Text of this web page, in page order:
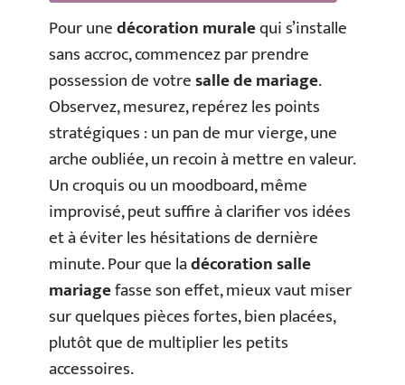
Pour unedécoration muralequi s’installe
sans accroc, commencez par prendre
possession de votresalle de mariage.
Observez, mesurez, repérez les points
stratégiques : un pan de mur vierge, une
arche oubliée, un recoin à mettre en valeur.
Un croquis ou un moodboard, même
improvisé, peut suffire à clarifier vos idées
et à éviter les hésitations de dernière
minute. Pour que ladécoration salle
mariagefasse son effet, mieux vaut miser
sur quelques pièces fortes, bien placées,
plutôt que de multiplier les petits
accessoires.